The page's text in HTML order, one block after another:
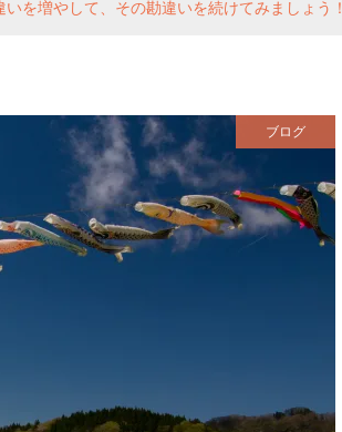
を増やして、その勘違いを続けてみましょう！
ブログ